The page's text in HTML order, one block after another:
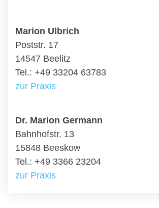
Marion Ulbrich
Poststr. 17
14547 Beelitz
Tel.: +49 33204 63783
zur Praxis
Dr. Marion Germann
Bahnhofstr. 13
15848 Beeskow
Tel.: +49 3366 23204
zur Praxis